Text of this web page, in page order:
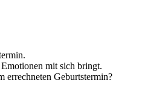
mit sich bringt.
errechneten Geburtstermin?